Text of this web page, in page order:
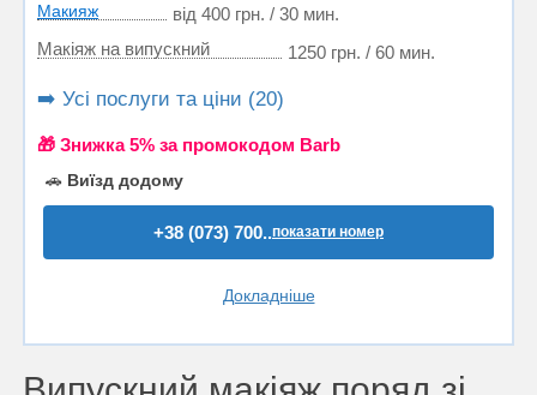
Макияж
від 400 грн. / 30 мин.
Макіяж на випускний
1250 грн. / 60 мин.
➡️ Усі послуги та ціни (20)
🎁 Знижка 5% за промокодом Barb
🚗 Виїзд додому
+38 (073) 700..показати номер
Докладніше